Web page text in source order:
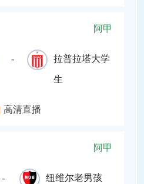
阿甲
- 拉普拉塔大学
生
高清直播
阿甲
- 纽维尔老男孩